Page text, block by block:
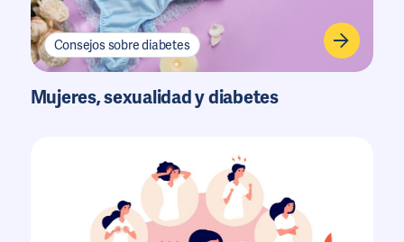
Consejos sobre diabetes
Mujeres, sexualidad y diabetes